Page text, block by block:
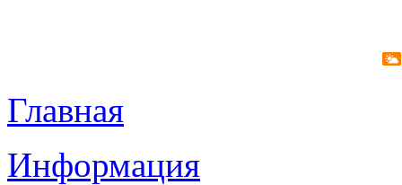
Главная
Информация